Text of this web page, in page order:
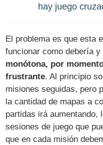
hay juego
El problema es que esta
funcionar como debería y
monótona, por
frustrante. Al principio
misiones seguidas, pero
la cantidad de mapas a
partidas irá aumentando,
sesiones de juego que
que en cada misión